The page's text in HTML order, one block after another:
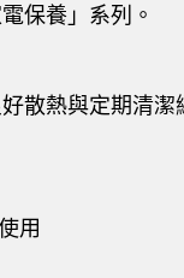
保養」系列。
散熱與定期清
用